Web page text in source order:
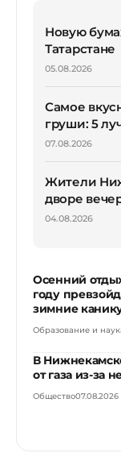
Новую
Татарстане
05.08.2026
Самое
груши: 5
07.08.2026
Жители
дворе
04.08.2026
Осенний
году
зимние
Образование и
В
от газа из-за
Общество07.08.2026